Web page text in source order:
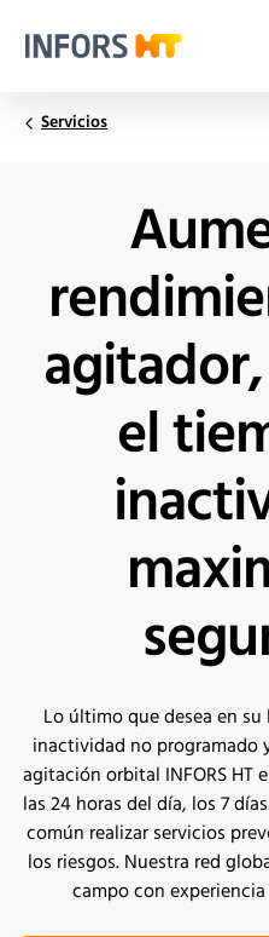
Servicios
el
Lo último que desea en
inactividad no programado
agitación orbital INFORS HT
las 24 horas del día, los 7
común realizar servicios
los riesgos. Nuestra red
campo con